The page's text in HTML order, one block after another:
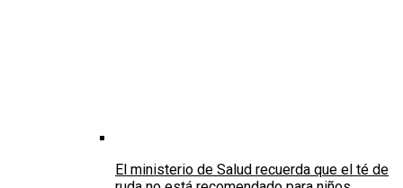
El ministerio de Salud recuerda que el té de